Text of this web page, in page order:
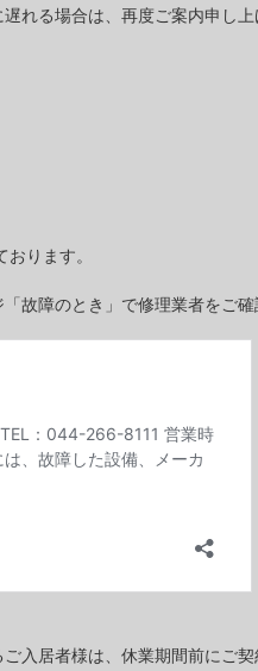
れる場合は、再度ご案内申し上
ります。
故障のとき」で修理業者をご
入居者様は、休業期間前にご